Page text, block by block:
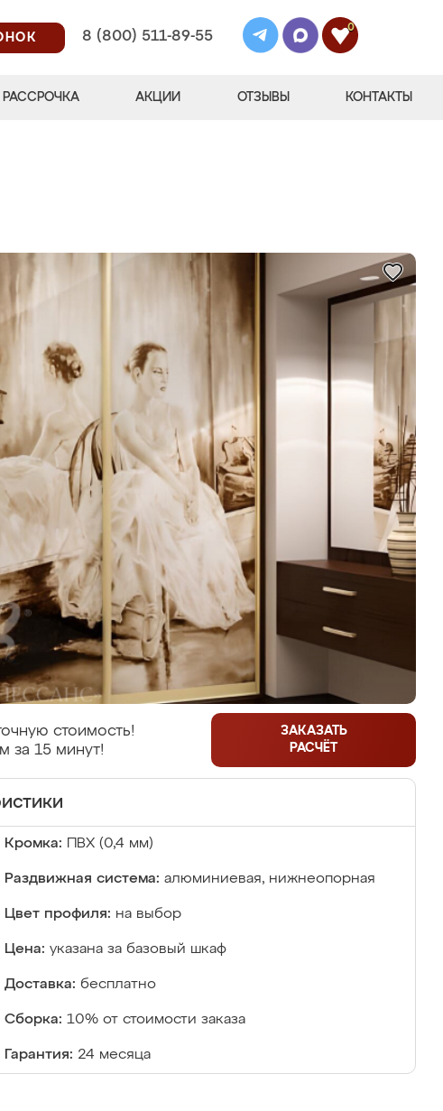
8 (800) 511-89-55
0
РАССРОЧКА АКЦИИ ОТЗЫВЫ КОНТАКТЫ
стоимость!
за 15 минут!
ЗАКАЗАТЬ
РАСЧЁТ
Кромка: ПВХ (0,4 мм)
Раздвижная система: алюминиевая, нижнеопорная
Цвет профиля: на выбор
Цена: указана за базовый шкаф
Доставка: бесплатно
Сборка: 10% от стоимости заказа
Гарантия: 24 месяца